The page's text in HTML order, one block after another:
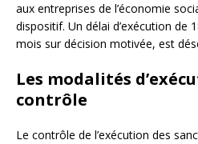
aux entreprises de l’économie
dispositif. Un délai d’exécution de
mois sur décision motivée, est
Les modalités
contrôle
Le contrôle de l’exécution des